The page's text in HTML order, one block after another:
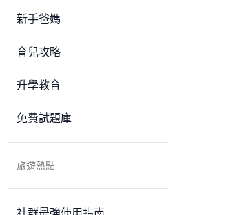
新手爸媽
育兒攻略
升學教育
免費試題庫
旅遊熱點